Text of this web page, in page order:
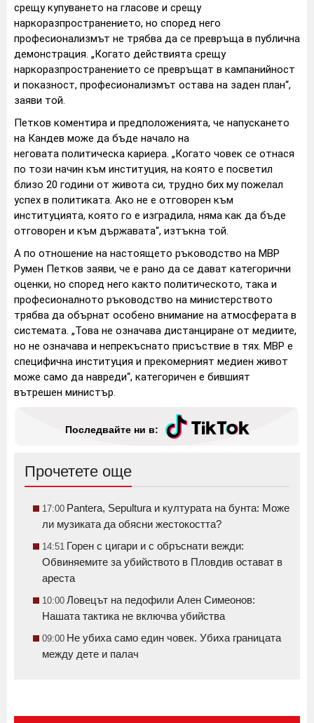
срещу купуването на гласове и срещу
наркоразпространението, но според него
професионализмът не трябва да се превръща в публична
демонстрация. „Когато действията срещу
наркоразпространението се превръщат в кампанийност
и показност, професионализмът остава на заден план“,
заяви той.
Петков коментира и предположенията, че напускането
на Кандев може да бъде начало на
неговата политическа кариера. „Когато човек се отнася
по този начин към институция, на която е посветил
близо 20 години от живота си, трудно бих му пожелал
успех в политиката. Ако не е отговорен към
институцията, която го е изградила, няма как да бъде
отговорен и към държавата“, изтъкна той.
А по отношение на настоящето ръководство на МВР
Румен Петков заяви, че е рано да се дават категорични
оценки, но според него както политическото, така и
професионалното ръководство на министерството
трябва да обърнат особено внимание на атмосферата в
системата. „Това не означава дистанциране от медиите,
но не означава и непрекъснато присъствие в тях. МВР е
специфична институция и прекомерният медиен живот
може само да навреди“, категоричен е бившият
вътрешен министър.
Последвайте ни в:
Прочетете още
17:00 Pantera, Sepultura и културата на бунта: Може
ли музиката да обясни жестокостта?
14:51 Горен с цигари и с обръснати вежди:
Обвиняемите за убийството в Пловдив остават в
ареста
10:00 Ловецът на педофили Ален Симеонов:
Нашата тактика не включва убийства
09:00 Не убиха само един човек. Убиха границата
между дете и палач